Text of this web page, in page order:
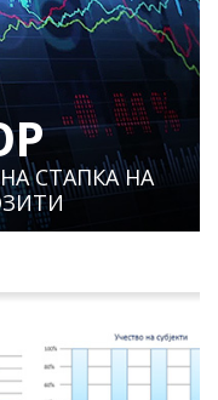
СТАПКА НА